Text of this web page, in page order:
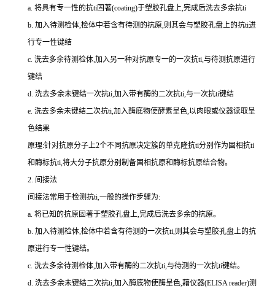
a. 将具有专一性的抗ti固著(coating)于塑胶孔盘上,完成后洗去多余抗ti
b. 加入待测检体,检体中若含有待测的抗原,则其会与塑胶孔盘上的抗ti进
行专一性键结
c. 洗去多余待测检体,加入另一种对抗原专一的一次抗ti,与待测抗原进行
键结
d. 洗去多余未键结一次抗ti,加入带有酶的二次抗ti,与一次抗ti键结
e. 洗去多余未键结二次抗ti,加入酶底物使酵素呈色,以肉眼或仪器读取呈
色结果
原理:针对抗原分子上2个不同抗原决定簇的单克隆抗ti分别作为固相抗ti
和酶标抗ti,将大分子抗原分别制备固相抗原和酶标抗原结合物。
2. 间接法
间接法常用于检测抗ti,一般的操作步骤为:
a. 将已知的抗原固著于塑胶孔盘上,完成后洗去多余的抗原。
b. 加入待测检体,检体中若含有待测的一次抗ti,则其会与塑胶孔盘上的抗
原进行专一性键结。
c. 洗去多余待测检体,加入带有酶的二次抗ti,与待测的一次抗ti键结。
d. 洗去多余未键结二次抗ti,加入酶底物使酶呈色,藉仪器(ELISA reader)测